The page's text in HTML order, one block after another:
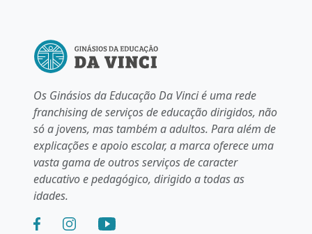
Os Ginásios da Educação Da Vinci é uma rede
franchising de serviços de educação dirigidos, não
só a jovens, mas também a adultos. Para além de
explicações e apoio escolar, a marca oferece uma
vasta gama de outros serviços de caracter
educativo e pedagógico, dirigido a todas as
idades.